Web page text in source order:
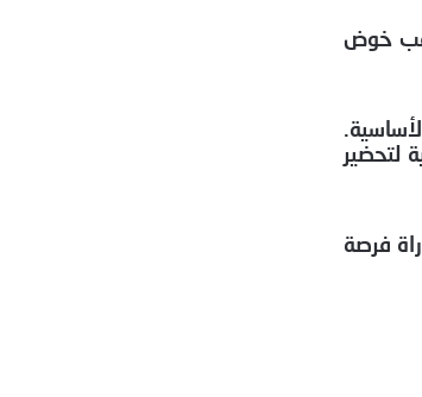
خوض
لتحضير
فرصة